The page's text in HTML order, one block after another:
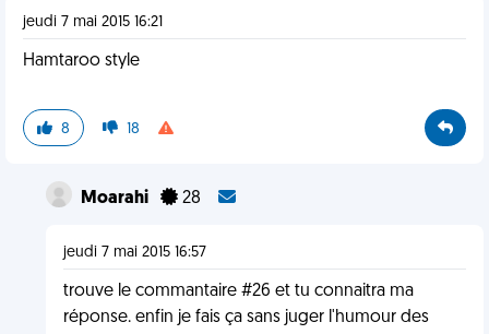
jeudi 7 mai 2015 16:21
Hamtaroo style
8 18
Moarahi 28
jeudi 7 mai 2015 16:57
trouve le commantaire #26 et tu connaitra ma
réponse. enfin je fais ça sans juger l'humour des